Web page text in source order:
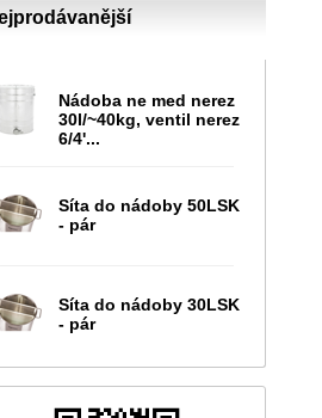
Nádoba ne med nerez
30l/~40kg, ventil nerez
6/4'...
Síta do nádoby 50LSK
- pár
Síta do nádoby 30LSK
- pár